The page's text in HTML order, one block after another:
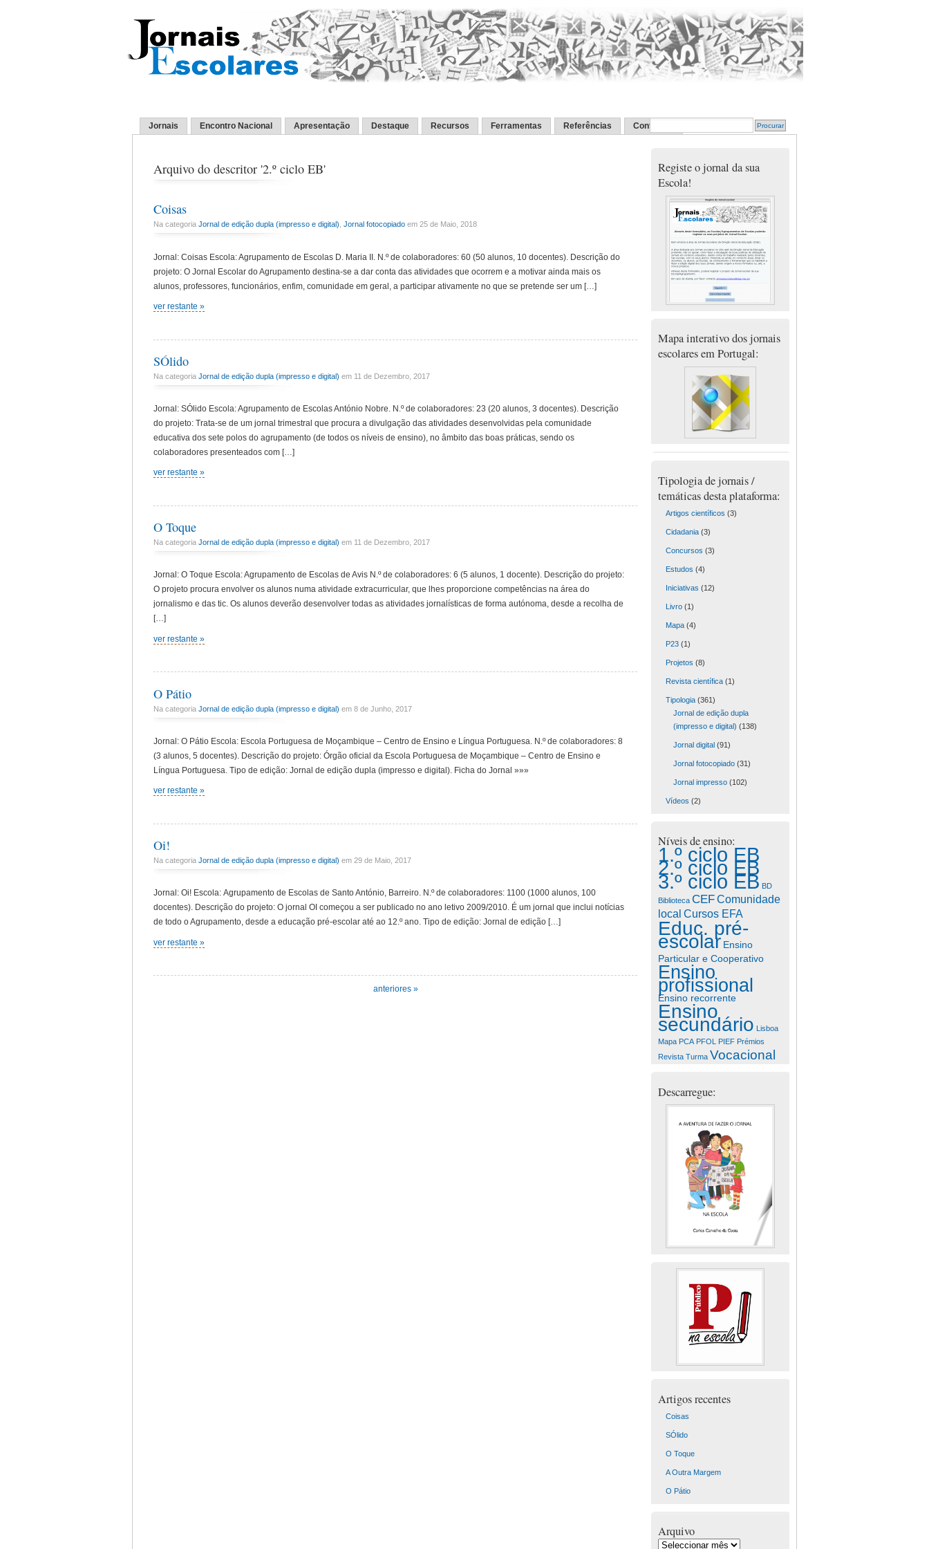
Jornais Encontro Nacional Apresentação Destaque Recursos Ferramentas Referências Contactos
Arquivo do descritor '2.º ciclo EB'
Coisas
Na categoria Jornal de edição dupla (impresso e digital), Jornal fotocopiado em 25 de Maio, 2018
Jornal: Coisas Escola: Agrupamento de Escolas D. Maria II. N.º de colaboradores: 60 (50 alunos, 10 docentes). Descrição do
projeto: O Jornal Escolar do Agrupamento destina-se a dar conta das atividades que ocorrem e a motivar ainda mais os
alunos, professores, funcionários, enfim, comunidade em geral, a participar ativamente no que se pretende ser um […]
ver restante »
SÓlido
Na categoria Jornal de edição dupla (impresso e digital) em 11 de Dezembro, 2017
Jornal: SÓlido Escola: Agrupamento de Escolas António Nobre. N.º de colaboradores: 23 (20 alunos, 3 docentes). Descrição
do projeto: Trata-se de um jornal trimestral que procura a divulgação das atividades desenvolvidas pela comunidade
educativa dos sete polos do agrupamento (de todos os níveis de ensino), no âmbito das boas práticas, sendo os
colaboradores presenteados com […]
ver restante »
O Toque
Na categoria Jornal de edição dupla (impresso e digital) em 11 de Dezembro, 2017
Jornal: O Toque Escola: Agrupamento de Escolas de Avis N.º de colaboradores: 6 (5 alunos, 1 docente). Descrição do projeto:
O projeto procura envolver os alunos numa atividade extracurricular, que lhes proporcione competências na área do
jornalismo e das tic. Os alunos deverão desenvolver todas as atividades jornalísticas de forma autónoma, desde a recolha de
[…]
ver restante »
O Pátio
Na categoria Jornal de edição dupla (impresso e digital) em 8 de Junho, 2017
Jornal: O Pátio Escola: Escola Portuguesa de Moçambique – Centro de Ensino e Língua Portuguesa. N.º de colaboradores: 8
(3 alunos, 5 docentes). Descrição do projeto: Órgão oficial da Escola Portuguesa de Moçambique – Centro de Ensino e
Língua Portuguesa. Tipo de edição: Jornal de edição dupla (impresso e digital). Ficha do Jornal »»»
ver restante »
Oi!
Na categoria Jornal de edição dupla (impresso e digital) em 29 de Maio, 2017
Jornal: Oi! Escola: Agrupamento de Escolas de Santo António, Barreiro. N.º de colaboradores: 1100 (1000 alunos, 100
docentes). Descrição do projeto: O jornal OI começou a ser publicado no ano letivo 2009/2010. É um jornal que inclui notícias
de todo o Agrupamento, desde a educação pré-escolar até ao 12.º ano. Tipo de edição: Jornal de edição […]
ver restante »
anteriores »
Registe o jornal da sua
Escola!
Mapa interativo dos jornais
escolares em Portugal:
Tipologia de jornais /
temáticas desta plataforma:
Artigos científicos (3)
Cidadania(3)
Concursos (3)
Estudos (4)
Iniciativas (12)
Livro(1)
Mapa(4)
P23(1)
Projetos (8)
Revista científica(1)
Tipologia(361)
Jornal de edição dupla
(impresso e digital) (138)
Jornal digital(91)
Jornal fotocopiado(31)
Jornal impresso(102)
Vídeos (2)
Níveis de ensino:
1.º ciclo EB
2.º ciclo EB
3.º ciclo EB BD
Biblioteca CEFComunidade
local Cursos EFA
Educ. pré-
escolar Ensino
Particular e Cooperativo
Ensino
profissional
Ensino recorrente
Ensino
secundário Lisboa
Mapa PCA PFOL PIEF Prémios
Revista Turma Vocacional
Descarregue:
Artigos recentes
Coisas
SÓlido
O Toque
A Outra Margem
O Pátio
Arquivo
Arquivo